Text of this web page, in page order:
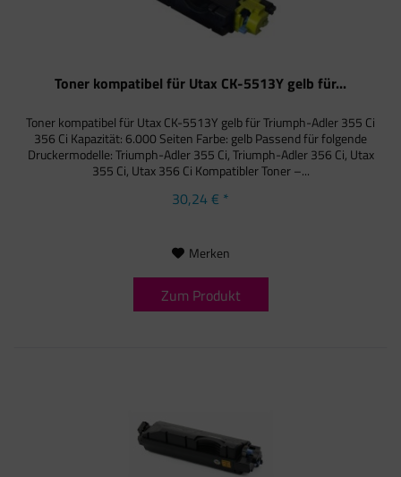
Toner kompatibel für Utax CK-5513Y gelb für...
Toner kompatibel für Utax CK-5513Y gelb für Triumph-Adler 355 Ci
356 Ci Kapazität: 6.000 Seiten Farbe: gelb Passend für folgende
Druckermodelle: Triumph-Adler 355 Ci, Triumph-Adler 356 Ci, Utax
355 Ci, Utax 356 Ci Kompatibler Toner –...
30,24 € *
Merken
Zum Produkt